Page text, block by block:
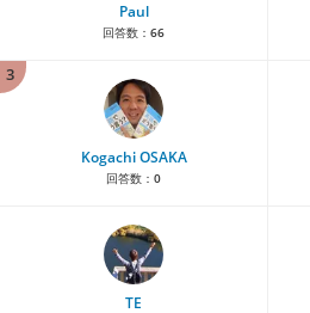
Paul
回答数： 66
3
Kogachi OSAKA
回答数： 0
TE